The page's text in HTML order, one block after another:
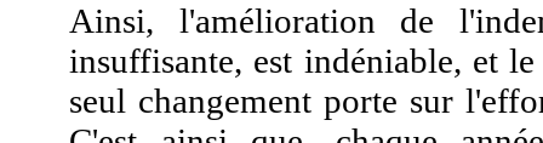
Ainsi, l'amélioration de
insuffisante, est indéniable, et
seul changement porte sur